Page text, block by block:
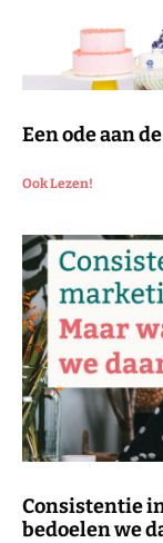
Een ode aan
Ook Lezen!
Consistentie
bedoelen we